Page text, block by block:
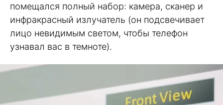
помещался полный набор: камера, сканер и
инфракрасный излучатель (он подсвечивает
лицо невидимым светом, чтобы телефон
узнавал вас в темноте).